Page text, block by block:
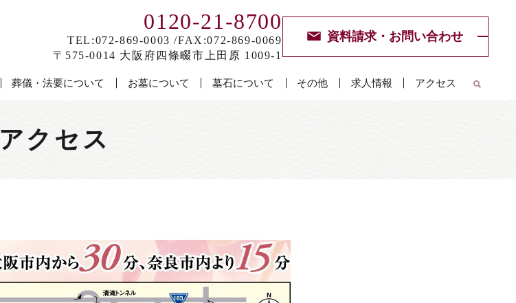
葬儀・法要について お墓について 墓石について その他 求人情報 アクセス
0120-21-8700
TEL:072-869-0003 /FAX:072-869-0069
〒575-0014 大阪府四條畷市上田原 1009-1
資料請求・お問い合わせ
アクセス